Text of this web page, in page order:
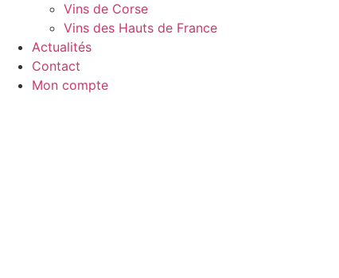
Vins de Corse
Vins des Hauts de France
Actualités
Contact
Mon compte